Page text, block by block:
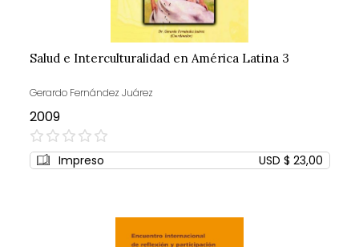
Salud e Interculturalidad en América Latina 3
Gerardo Fernández Juárez
2009
0%
Impreso USD $ 23,00